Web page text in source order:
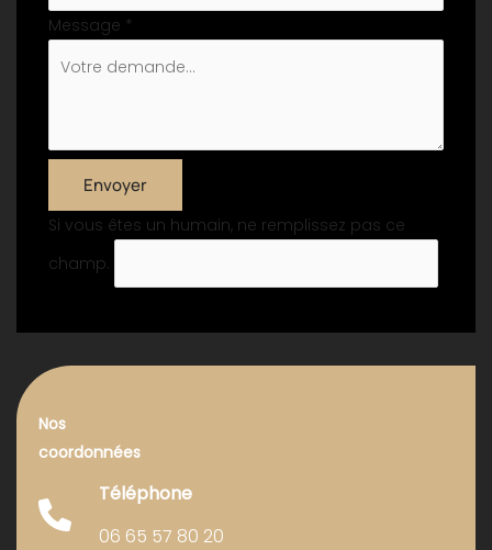
Message *
Envoyer
Si vous êtes un humain, ne remplissez pas ce
champ.
Nos
coordonnées
Téléphone
06 65 57 80 20